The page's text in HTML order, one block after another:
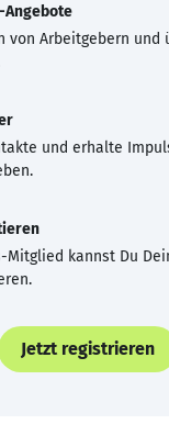
Angebote
von Arbeitgebern und
und erhalte
Mitglied kannst Du
Jetzt registrieren